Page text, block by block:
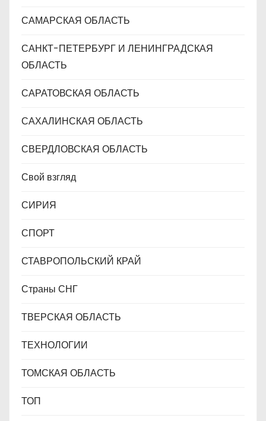
САМАРСКАЯ ОБЛАСТЬ
САНКТ-ПЕТЕРБУРГ И ЛЕНИНГРАДСКАЯ
ОБЛАСТЬ
САРАТОВСКАЯ ОБЛАСТЬ
САХАЛИНСКАЯ ОБЛАСТЬ
СВЕРДЛОВСКАЯ ОБЛАСТЬ
Свой взгляд
СИРИЯ
СПОРТ
СТАВРОПОЛЬСКИЙ КРАЙ
Страны СНГ
ТВЕРСКАЯ ОБЛАСТЬ
ТЕХНОЛОГИИ
ТОМСКАЯ ОБЛАСТЬ
ТОП